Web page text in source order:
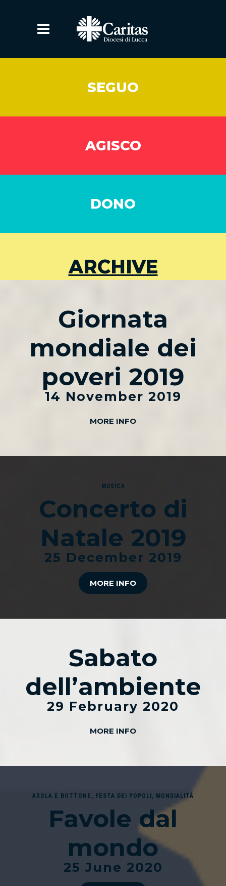
SEGUO
AGISCO
DONO
ARCHIVE
Giornata
mondiale dei
poveri 2019
14 November 2019
MORE INFO
MUSICA
Concerto di
Natale 2019
25 December 2019
MORE INFO
Sabato
dell’ambiente
29 February 2020
MORE INFO
ASOLA E BOTTONE , FESTA DEI POPOLI, MONDIALITÀ
Favole dal
mondo
25 June 2020